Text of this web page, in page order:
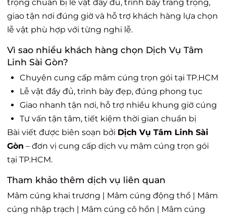
trọng chuẩn bị lễ vật đầy đủ, trình bày trang trọng,
giao tận nơi đúng giờ và hỗ trợ khách hàng lựa chọn
lễ vật phù hợp với từng nghi lễ.
Vì sao nhiều khách hàng chọn Dịch Vụ Tâm
Linh Sài Gòn?
Chuyên cung cấp mâm cúng trọn gói tại TP.HCM
Lễ vật đầy đủ, trình bày đẹp, đúng phong tục
Giao nhanh tận nơi, hỗ trợ nhiều khung giờ cúng
Tư vấn tận tâm, tiết kiệm thời gian chuẩn bị
Bài viết được biên soạn bởi Dịch Vụ Tâm Linh Sài
Gòn – đơn vị cung cấp dịch vụ mâm cúng trọn gói
tại TP.HCM.
Tham khảo thêm dịch vụ liên quan
Mâm cúng khai trương | Mâm cúng động thổ | Mâm
cúng nhập trạch | Mâm cúng cô hồn | Mâm cúng